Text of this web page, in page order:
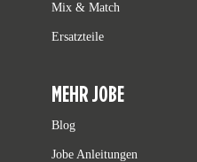
Mix & Match
Ersatzteile
MEHR JOBE
Blog
Jobe Anleitungen